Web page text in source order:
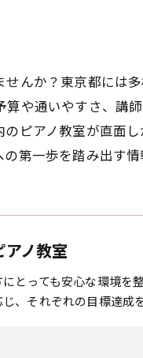
んか？東京都には
や通いやすさ、講
のピアノ教室が直面
第一歩を踏み出す情
アノ教室
とっても安心な環境を
、それぞれの目標達成